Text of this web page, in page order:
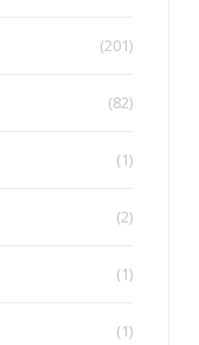
(201)
(82)
(1)
(2)
(1)
(1)